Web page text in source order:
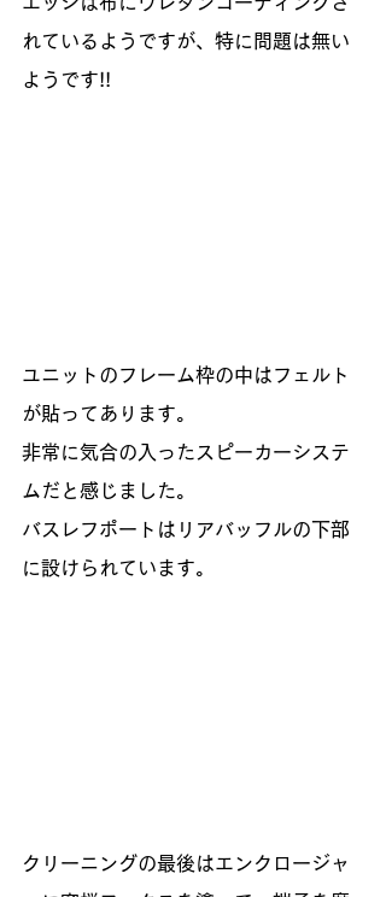
れているようですが、特に問題は無い
ようです!!
ユニットのフレーム枠の中はフェルト
が貼ってあります。
非常に気合の入ったスピーカーシステ
ムだと感じました。
バスレフポートはリアバッフルの下部
に設けられています。
クリーニングの最後はエンクロージャ